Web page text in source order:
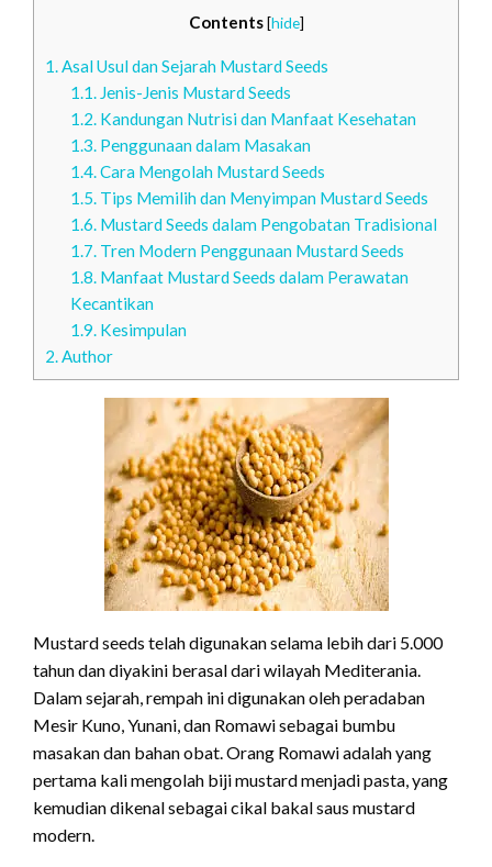
Contents [hide]
1. Asal Usul dan Sejarah Mustard Seeds
1.1.
Jenis-Jenis Mustard Seeds
1.2. Kandungan Nutrisi dan Manfaat Kesehatan
1.3. Penggunaan dalam Masakan
1.4. Cara Mengolah Mustard Seeds
1.5. Tips Memilih dan Menyimpan Mustard Seeds
1.6. Mustard Seeds dalam Pengobatan Tradisional
1.7. Tren Modern Penggunaan Mustard Seeds
1.8. Manfaat Mustard Seeds dalam Perawatan
Kecantikan
1.9. Kesimpulan
2. Author
Mustard seeds telah digunakan selama lebih dari 5.000
tahun dan diyakini berasal dari wilayah Mediterania.
Dalam sejarah, rempah ini digunakan oleh peradaban
Mesir Kuno, Yunani, dan Romawi sebagai bumbu
masakan dan bahan obat. Orang Romawi adalah yang
pertama kali mengolah biji mustard menjadi pasta, yang
kemudian dikenal sebagai cikal bakal saus mustard
modern.